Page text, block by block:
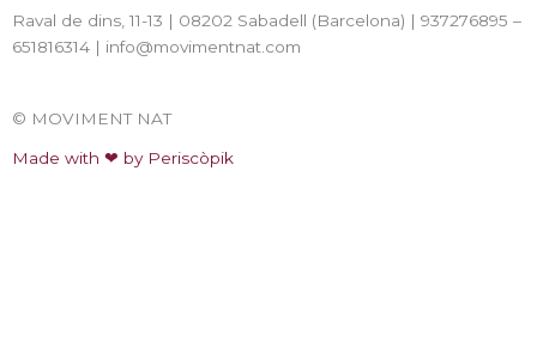
Raval de dins, 11-13 | 08202 Sabadell (Barcelona) | 937276895 –
651816314 | info@movimentnat.com
© MOVIMENT NAT
Made with ❤ by Periscòpik